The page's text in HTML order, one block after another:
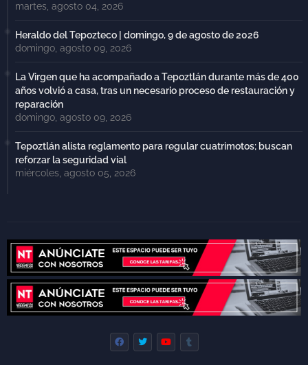
martes, agosto 04, 2026
Heraldo del Tepozteco | domingo, 9 de agosto de 2026
domingo, agosto 09, 2026
La Virgen que ha acompañado a Tepoztlán durante más de 400
años volvió a casa, tras un necesario proceso de restauración y
reparación
domingo, agosto 09, 2026
Tepoztlán alista reglamento para regular cuatrimotos; buscan
reforzar la seguridad vial
miércoles, agosto 05, 2026